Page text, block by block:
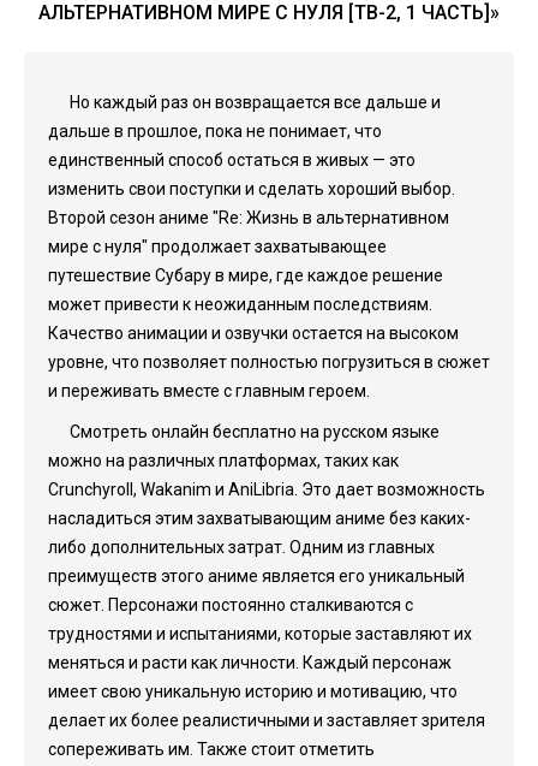
АЛЬТЕРНАТИВНОМ МИРЕ С НУЛЯ [ТВ-2, 1 ЧАСТЬ]»
Но каждый раз он возвращается все дальше и
дальше в прошлое, пока не понимает, что
единственный способ остаться в живых — это
изменить свои поступки и сделать хороший выбор.
Второй сезон аниме "Re: Жизнь в альтернативном
мире с нуля" продолжает захватывающее
путешествие Субару в мире, где каждое решение
может привести к неожиданным последствиям.
Качество анимации и озвучки остается на высоком
уровне, что позволяет полностью погрузиться в сюжет
и переживать вместе с главным героем.
Смотреть онлайн бесплатно на русском языке
можно на различных платформах, таких как
Crunchyroll, Wakanim и AniLibria. Это дает возможность
насладиться этим захватывающим аниме без каких-
либо дополнительных затрат. Одним из главных
преимуществ этого аниме является его уникальный
сюжет. Персонажи постоянно сталкиваются с
трудностями и испытаниями, которые заставляют их
меняться и расти как личности. Каждый персонаж
имеет свою уникальную историю и мотивацию, что
делает их более реалистичными и заставляет зрителя
сопереживать им. Также стоит отметить